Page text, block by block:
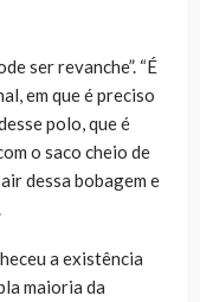
ser revanche”. “É
em que é preciso
polo, que é
o saco cheio de
dessa bobagem e
a existência
maioria da